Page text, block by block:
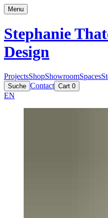
Menu
Stephanie
Design
ProjectsShopShowroomSpaces
Suche Contact Cart 0
EN